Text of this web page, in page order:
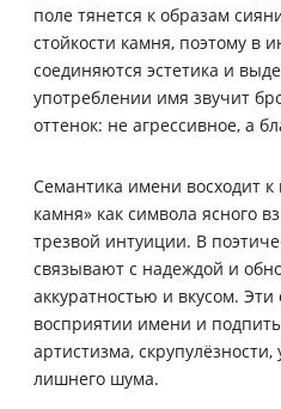
поле тянется к образам
стойкости камня, поэтому в
соединяются эстетика и
употреблении имя звучит
оттенок: не агрессивное, а
Семантика имени восходит
камня» как символа ясного
трезвой интуиции. В
связывают с надеждой и
аккуратностью и вкусом.
восприятии имени и
артистизма,
лишнего шума.